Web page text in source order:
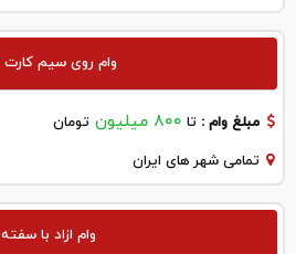
وام روی سیم کارت ۹۱۲
مبلغ وام : تا 800 میلیون تومان
تمامی شهر های ایران
وام ازاد با سفته